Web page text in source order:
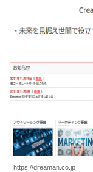
https://dreaman.co.jp